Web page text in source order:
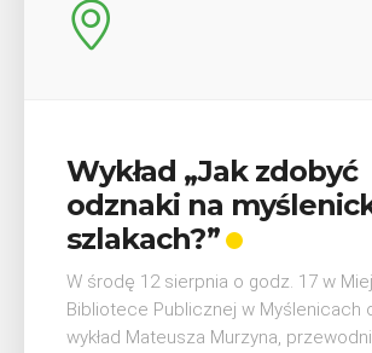
Wykład „Jak zdobyć
odznaki na
szlakach?”
W środę 12 sierpnia o godz. 17 w
Bibliotece Publicznej w Myślenicach
wykład Mateusza Murzyna,